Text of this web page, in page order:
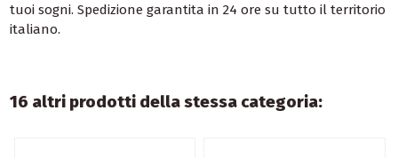
tuoi sogni. Spedizione garantita in 24 ore su tutto il territorio
italiano.
16 altri prodotti della stessa categoria: